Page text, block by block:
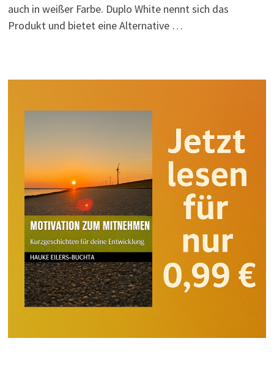
auch in weißer Farbe. Duplo White nennt sich das
Produkt und bietet eine Alternative …